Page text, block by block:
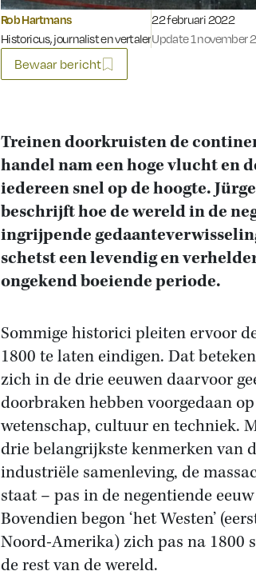
Rob Hartmans
Historicus, journalist en vertaler
Gepubliceerd op:
22 februari 2022
Update 1 november
Bewaar bericht
Treinen doorkruisten de
handel nam een hoge vlucht en
iedereen snel op de hoogte.
beschrijft hoe de wereld in de
ingrijpende
schetst een levendig en
ongekend boeiende periode.
Sommige historici pleiten ervoor
1800 te laten eindigen. Dat
zich in de drie eeuwen daarvoor
doorbraken hebben voorgedaan
wetenschap, cultuur en techniek.
drie belangrijkste kenmerken van
industriële samenleving, de
staat – pas in de negentiende
Bovendien begon ‘het Westen’
Noord-Amerika) zich pas na 1800
de rest van de wereld.